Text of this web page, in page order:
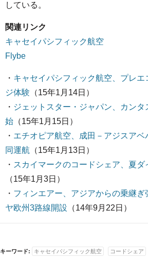
している。
関連リンク
キャセイパシフィック航空
Flybe
・ キャセイパシフィック航空、プレエ
ジ体験 （15年1月14日）
・ ジェットスター・ジャパン、カンタ
始 （15年1月15日）
・ エチオピア航空、成田－アジスア
同運航 （15年1月13日）
・ スカイマークのコードシェア、夏
（15年1月3日）
・ フィンエアー、アジアからの乗継
ヤ欧州3路線開設 （14年9月22日）
キーワード: キャセイパシフィック航空 コードシェア